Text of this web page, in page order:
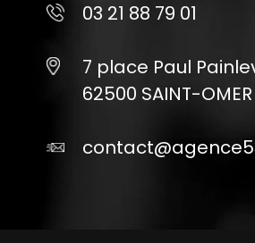
03 21 88 79 01
7 place Paul
62500 SAINT-OMER